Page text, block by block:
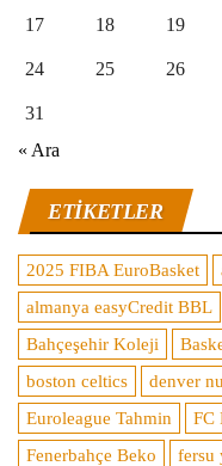
17 18 19
24 25 26
31
« Ara
ETIKETLER
2025 FIBA EuroBasket
almanya easyCredit BBL
Bahçeşehir Koleji
boston celtics
denver
Euroleague Tahmin
FC
Fenerbahçe Beko
fersu